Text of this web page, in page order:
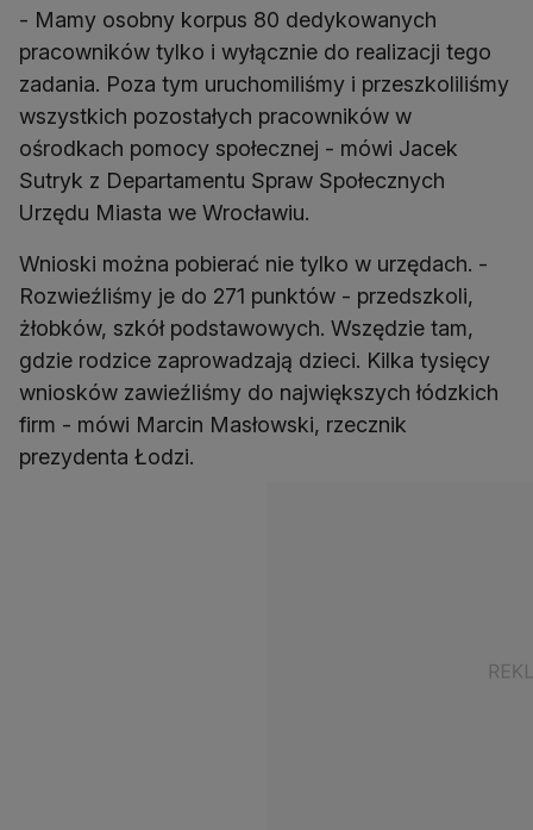
- Mamy osobny korpus 80 dedykowanych
pracowników tylko i wyłącznie do realizacji tego
zadania. Poza tym uruchomiliśmy i przeszkoliliśmy
wszystkich pozostałych pracowników w
ośrodkach pomocy społecznej - mówi Jacek
Sutryk z Departamentu Spraw Społecznych
Urzędu Miasta we Wrocławiu.
Wnioski można pobierać nie tylko w urzędach. -
Rozwieźliśmy je do 271 punktów - przedszkoli,
żłobków, szkół podstawowych. Wszędzie tam,
gdzie rodzice zaprowadzają dzieci. Kilka tysięcy
wniosków zawieźliśmy do największych łódzkich
firm - mówi Marcin Masłowski, rzecznik
prezydenta Łodzi.